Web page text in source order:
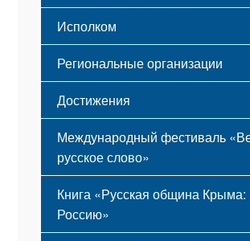
Исполком
Региональные организации
Достижения
Международный фестиваль
русское слово»
Книга «Русская община Крыма:
Россию»